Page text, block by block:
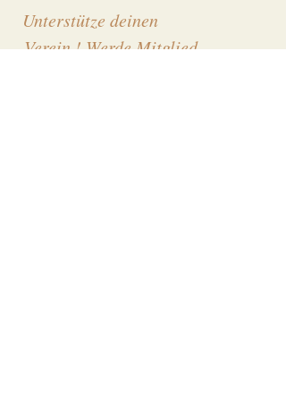
Unterstütze deinen
Verein ! Werde Mitglied